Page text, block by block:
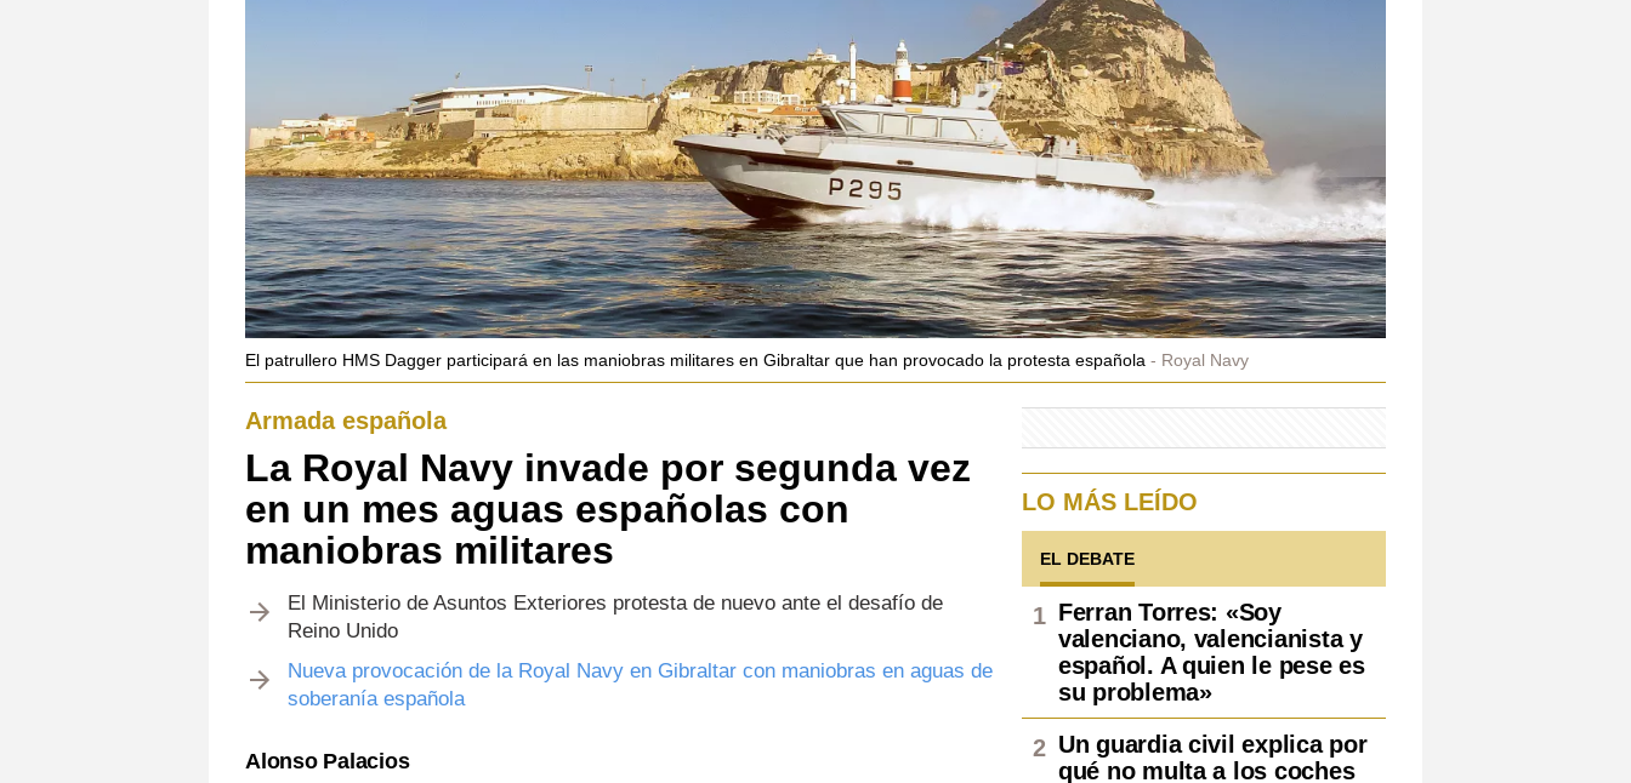
El patrullero HMS Dagger participará en las maniobras militares en Gibraltar que han provocado la protesta española Royal Navy
Armada española
La Royal Navy invade por segunda vez
en un mes aguas españolas con
maniobras militares
El Ministerio de Asuntos Exteriores protesta de nuevo ante el desafío de
Reino Unido
Nueva provocación de la Royal Navy en Gibraltar con maniobras en aguas de
soberanía española
Alonso Palacios
LO MÁS LEÍDO
EL DEBATE
Ferran Torres: «Soy
valenciano, valencianista y
español. A quien le pese es
su problema»
Un guardia civil explica por
qué no multa a los coches